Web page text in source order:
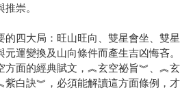
崇。
的四大局：旺山旺向、雙星會坐、雙星
運變換及山向條件而產生吉凶悔吝。
方面的經典賦文，︽玄空祕旨︾、︽玄
紫白訣︾，必須能解讀這方面條例，才